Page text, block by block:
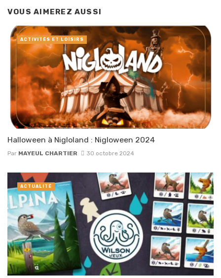
VOUS AIMEREZ AUSSI
Halloween à Nigloland : Nigloween 2024
Par MAYEUL CHARTIER 30 octobre 2024
ACTIVITÉS ET LOISIRS
ACTUALITÉ